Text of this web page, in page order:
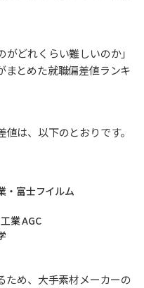
どれくらい難しいのか」
まとめた就職偏差値ランキ
は、以下のとおりです。
・富士フイルム
業 AGC
ため、大手素材メーカーの